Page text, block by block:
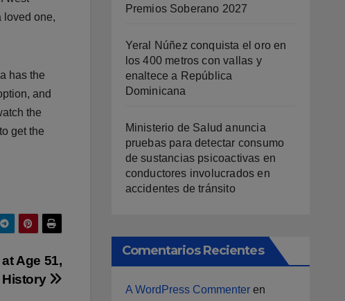
loved one,
has the
and
the
get the
Age 51,
History
Premios Soberano 2027
Yeral Núñez conquista el oro en
los 400 metros con vallas y
enaltece a República
Dominicana
Ministerio de Salud anuncia
pruebas para detectar consumo
de sustancias psicoactivas en
conductores involucrados en
accidentes de tránsito
Comentarios Recientes
A WordPress Commenteren